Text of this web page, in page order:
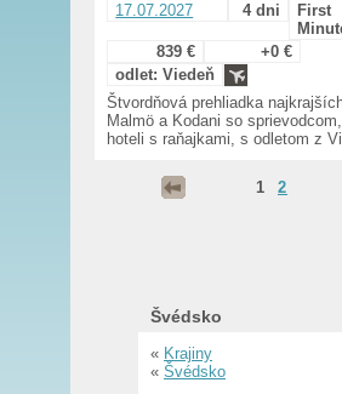
17.07.2027
4 dni
First
839 €
+0 €
odlet: Viedeň
Štvordňová prehliadka
Malmö a Kodani so
hoteli s raňajkami, s odletom z
1 2
Švédsko
« Krajiny
« Švédsko